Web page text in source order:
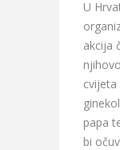
U
akcija
papa
bi